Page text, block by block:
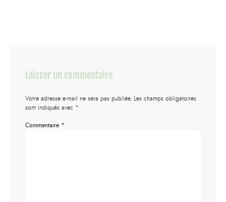
Laisser un commentaire
Votre adresse e-mail ne sera pas publiée. Les champs obligatoires
sont indiqués avec *
Commentaire *